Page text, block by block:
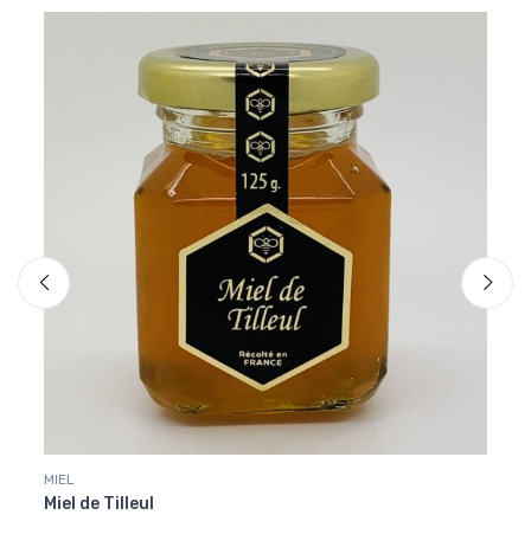
MIEL
Miel de Tilleul